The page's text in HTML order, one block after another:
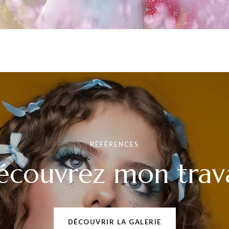
RÉFÉRENCES
mon
DÉCOUVRIR LA GALERIE